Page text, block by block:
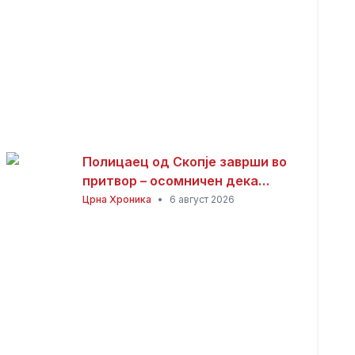
Полицаец од Скопје заврши во
притвор – осомничен дека
присвоил пари од сообраќајни
Црна Хроника • 6 август 2026